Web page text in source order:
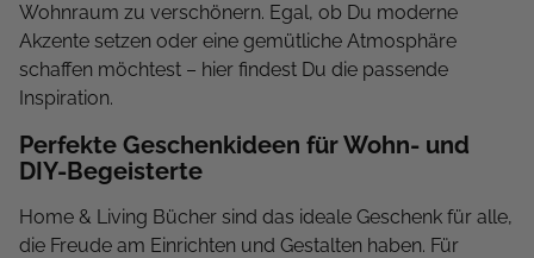
Wohnraum zu verschönern. Egal, ob Du moderne
Akzente setzen oder eine gemütliche Atmosphäre
schaffen möchtest – hier findest Du die passende
Inspiration.
Perfekte Geschenkideen für Wohn- und
DIY-Begeisterte
Home & Living Bücher sind das ideale Geschenk für alle,
die Freude am Einrichten und Gestalten haben. Für